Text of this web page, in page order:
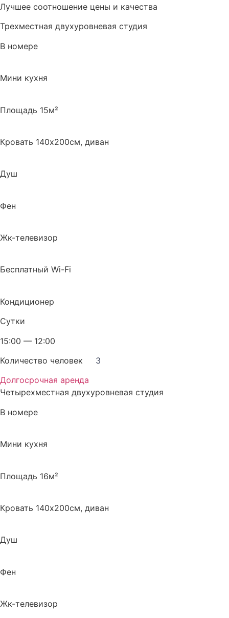
Лучшее соотношение цены и качества
Трехместная двухуровневая студия
В номере
Мини кухня
Площадь 15м²
Кровать 140х200см, диван
Душ
Фен
Жк-телевизор
Бесплатный Wi-Fi
Кондиционер
Сутки
15:00 — 12:00
Количество человек 3
Долгосрочная аренда
Четырехместная двухуровневая студия
В номере
Мини кухня
Площадь 16м²
Кровать 140х200см, диван
Душ
Фен
Жк-телевизор